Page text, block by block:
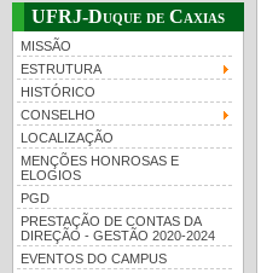
UFRJ-Duque de Caxias
MISSÃO
ESTRUTURA
HISTÓRICO
CONSELHO
LOCALIZAÇÃO
MENÇÕES HONROSAS E
ELOGIOS
PGD
PRESTAÇÃO DE CONTAS DA
DIREÇÃO - GESTÃO 2020-2024
EVENTOS DO CAMPUS